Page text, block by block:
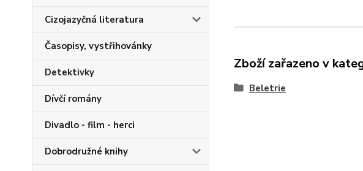
Cizojazyčná literatura
Časopisy, vystřihovánky
Detektivky
Dívčí romány
Divadlo - film - herci
Dobrodružné knihy
Zboží zařazeno v
Beletrie